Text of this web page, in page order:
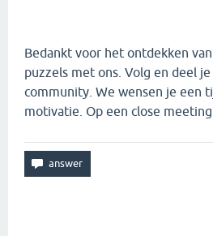
Bedankt voor het ontdekken
puzzels met ons. Volg en deel
community. We wensen je een
motivatie. Op een close